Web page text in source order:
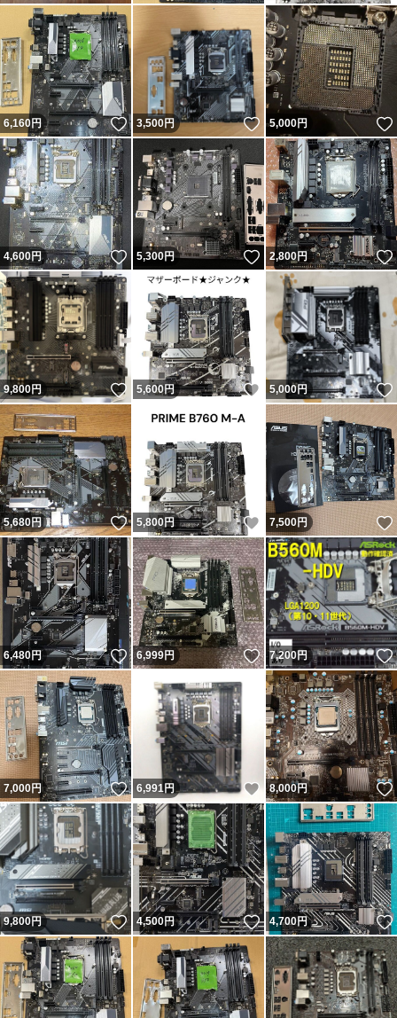
6,160円 いいね！
3,500円 いいね！
5,000円
4,600円 いいね！
5,300円 いいね！
2,800円
9,800円 いいね！
5,600円 いいね！
5,000円
5,680円 いいね！
5,800円 いいね！
7,500円
6,480円 いいね！
6,999円 いいね！
7,200円
7,000円 いいね！
6,991円 いいね！
8,000円
9,800円 いいね！
4,500円 いいね！
4,700円